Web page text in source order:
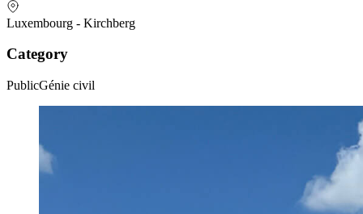
Luxembourg - Kirchberg
Category
PublicGénie civil